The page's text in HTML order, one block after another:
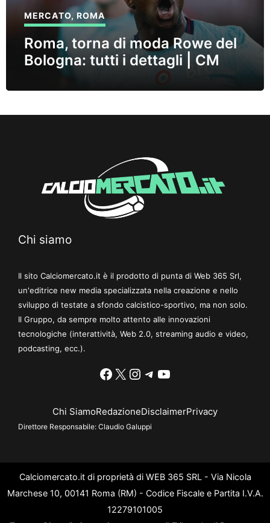
MERCATO, ROMA
Roma, torna di moda Rowe del
Bologna: tutti i dettagli | CM
Chi siamo
Il sito Calciomercato.it è il prodotto di punta di Web 365 Srl,
un'editrice new media specializzata nella creazione e nello
sviluppo di testate a sfondo calcistico-sportivo, ma non solo.
Il Gruppo, da sempre molto attento alle innovazioni
tecnologiche (interattività, Web 2.0, streaming audio e video,
podcasting, ecc.).
Facebook
X Instagram
Telegram
YouTube
Chi SiamoRedazioneDisclaimerPrivacy
Direttore Responsabile: Claudio Galuppi
Calciomercato.it di proprietà di WEB 365 SRL - Via Nicola
Marchese 10, 00141 Roma (RM) - Codice Fiscale e Partita I.V.A.
12279101005